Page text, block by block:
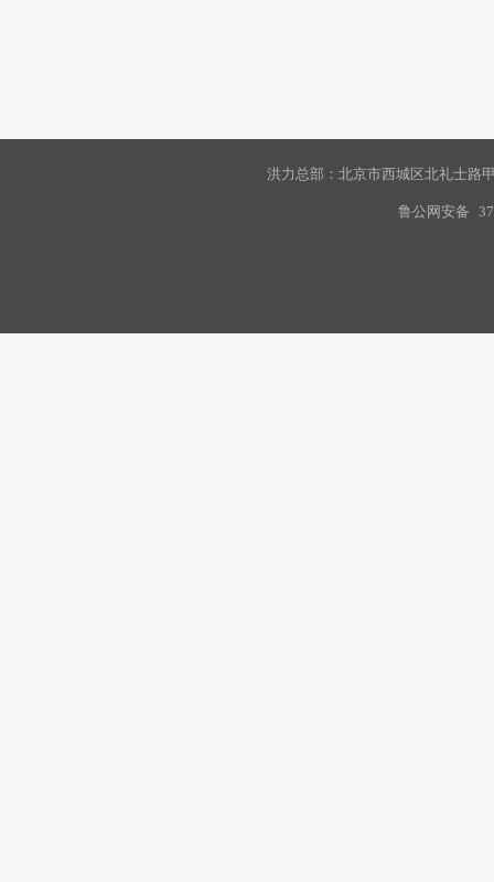
洪力总部：北京市西城区北礼士路
鲁公网安备